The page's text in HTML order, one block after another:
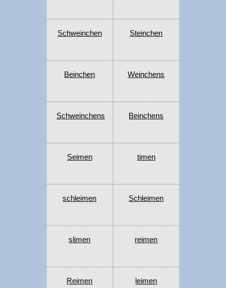
Schweinchen Steinchen
Beinchen Weinchens
Schweinchens Beinchens
Seimen timen
schleimen Schleimen
slimen reimen
Reimen leimen